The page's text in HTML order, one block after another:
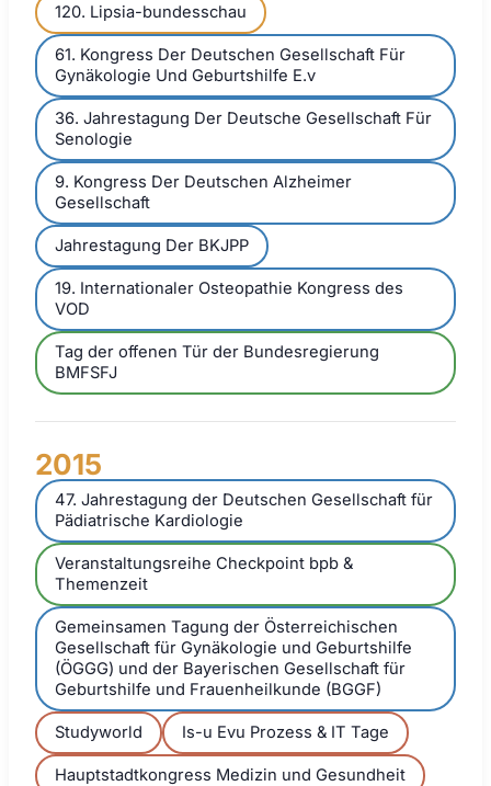
120. Lipsia-bundesschau
61. Kongress Der Deutschen Gesellschaft Für
Gynäkologie Und Geburtshilfe E.v
36. Jahrestagung Der Deutsche Gesellschaft Für
Senologie
9. Kongress Der Deutschen Alzheimer
Gesellschaft
Jahrestagung Der BKJPP
19. Internationaler Osteopathie Kongress des
VOD
Tag der offenen Tür der Bundesregierung
BMFSFJ
2015
47. Jahrestagung der Deutschen Gesellschaft für
Pädiatrische Kardiologie
Veranstaltungsreihe Checkpoint bpb &
Themenzeit
Gemeinsamen Tagung der Österreichischen
Gesellschaft für Gynäkologie und Geburtshilfe
(ÖGGG) und der Bayerischen Gesellschaft für
Geburtshilfe und Frauenheilkunde (BGGF)
Studyworld Is-u Evu Prozess & IT Tage
Hauptstadtkongress Medizin und Gesundheit